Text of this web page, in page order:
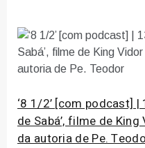
‘8 1/2’ [com podcast] |
de Sabá’, filme de
da autoria de Pe.